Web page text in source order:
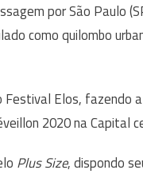
por São Paulo
como quilombo
Elos, fazendo
2020 na Capital
Plus Size, dispondo